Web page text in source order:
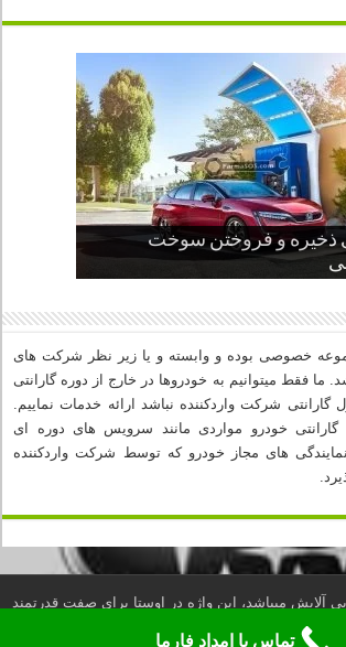
ذخیره و فروختن سوخت
ماسل کارها یا خودروهای
باعث خوردگی خودرو می شود؟
جذاب سال های اخیر صنعت
صد طراحی خودرو قسمت
خصوصی بوده و وابسته و یا زیر نظر شرکت های
ما فقط میتوانیم به خودروها در خارج از دوره گارانتی
شرکت واردکننده نباشد ارائه خدمات نماییم.
خودرو مواردی مانند سرویس های دوره ای
های مجاز خودرو که توسط شرکت واردکننده
آلایش میباشد، این واژه در اوستا برای صفت قدرتمند
به کار رفته است. (لغتنامه دهخدا)
تماس با امداد فارما